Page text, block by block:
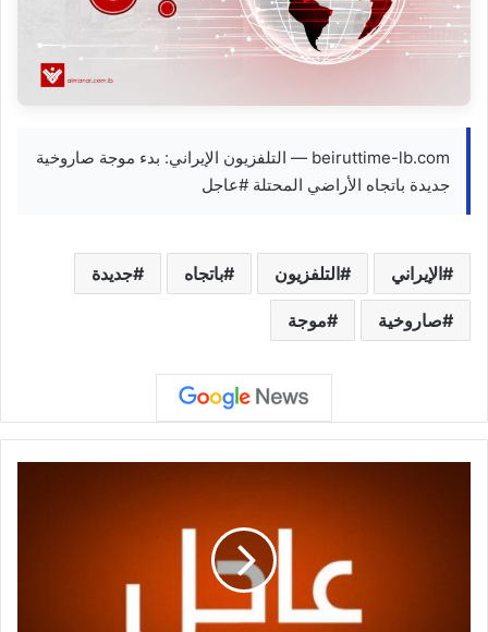
beiruttime-lb.com — التلفزيون الإيراني: بدء موجة صاروخية
جديدة باتجاه الأراضي المحتلة #عاجل
الإيراني التلفزيون باتجاه جديدة
صاروخية موجة